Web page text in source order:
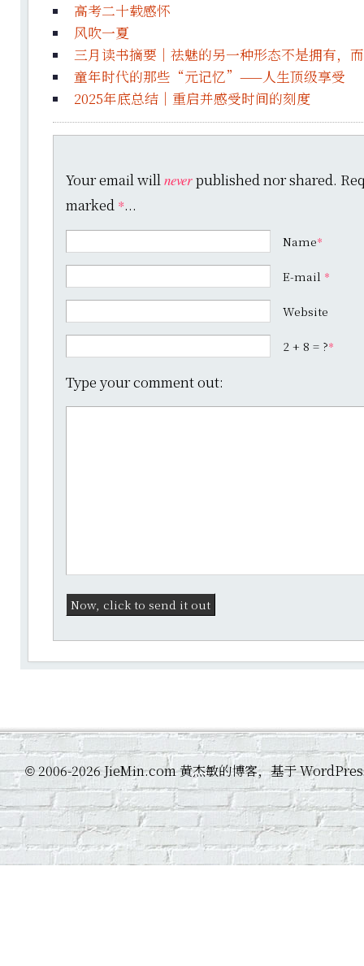
高考二十载感怀
风吹一夏
三月读书摘要｜祛魅的另一种形态不是拥有，
童年时代的那些“元记忆”——人生顶级享受
2025年底总结｜重启并感受时间的刻度
Your email willneverpublished nor shared.
marked *...
Name*
E-mail *
Website
2 + 8 = ?*
Type your comment out:
©2006-2026 JieMin.com 黄杰敏的博客，基于